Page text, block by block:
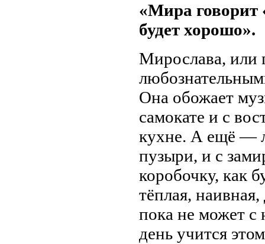
«Мира говорит
будет хорошо».
Мирослава, или
Она обожает
самокате и с
кухне. А ещё —
пузыри, и с
коробочку, как
тёплая,
пока не может
день учится